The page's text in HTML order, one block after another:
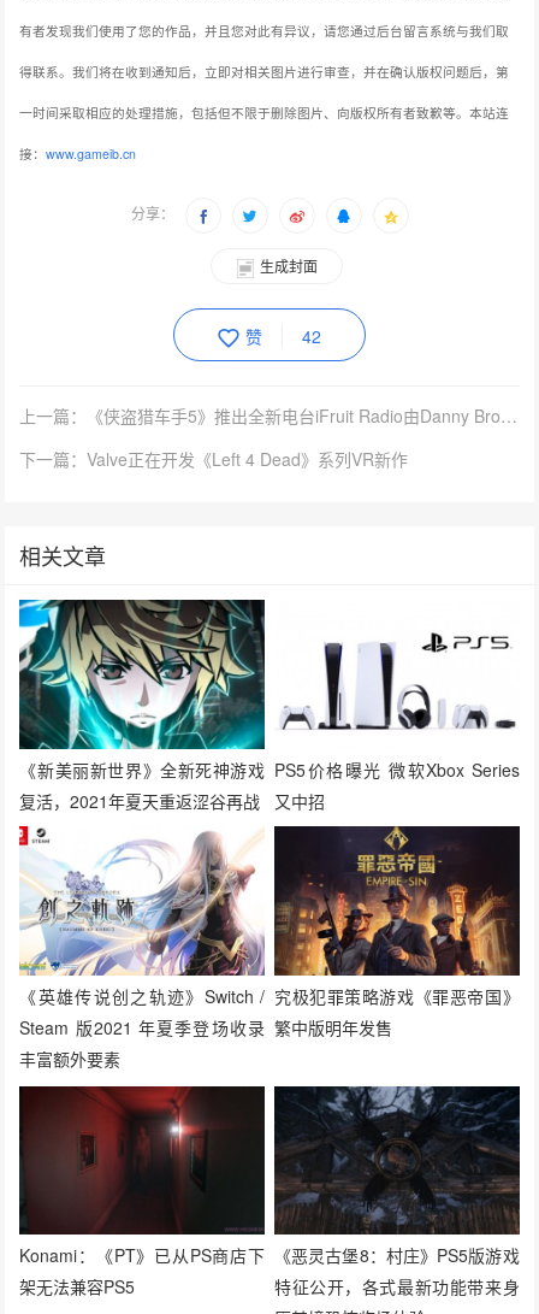
有者发现我们使用了您的作品，并且您对此有异议，请您通过后台留言系统与我们取
得联系。我们将在收到通知后，立即对相关图片进行审查，并在确认版权问题后，第
一时间采取相应的处理措施，包括但不限于删除图片、向版权所有者致歉等。本站连
接：www.gameib.cn
分享：
生成封面
赞 42
上一篇：《侠盗猎车手5》推出全新电台iFruit Radio由Danny Brown主持，请来Skepta担任嘉宾
下一篇：Valve正在开发《Left 4 Dead》系列VR新作
相关文章
《新美丽新世界》全新死神游戏
复活，2021年夏天重返涩谷再战
PS5价格曝光 微软Xbox Series
又中招
《英雄传说创之轨迹》Switch /
Steam 版2021 年夏季登场收录
丰富额外要素
究极犯罪策略游戏《罪恶帝国》
繁中版明年发售
Konami：《PT》已从PS商店下
架无法兼容PS5
《恶灵古堡8：村庄》PS5版游戏
特征公开，各式最新功能带来身